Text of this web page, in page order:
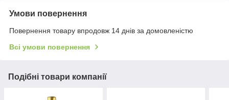
Умови повернення
Повернення товару впродовж 14 днів за домовленістю
Всі умови повернення
Подібні товари компанії